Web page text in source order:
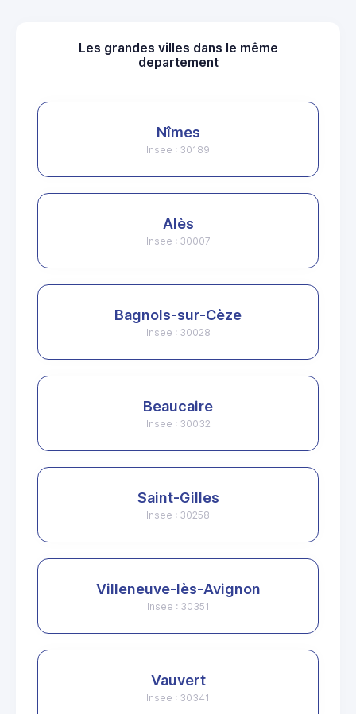
Les grandes villes dans le même
departement
Nîmes
Insee : 30189
Alès
Insee : 30007
Bagnols-sur-Cèze
Insee : 30028
Beaucaire
Insee : 30032
Saint-Gilles
Insee : 30258
Villeneuve-lès-Avignon
Insee : 30351
Vauvert
Insee : 30341